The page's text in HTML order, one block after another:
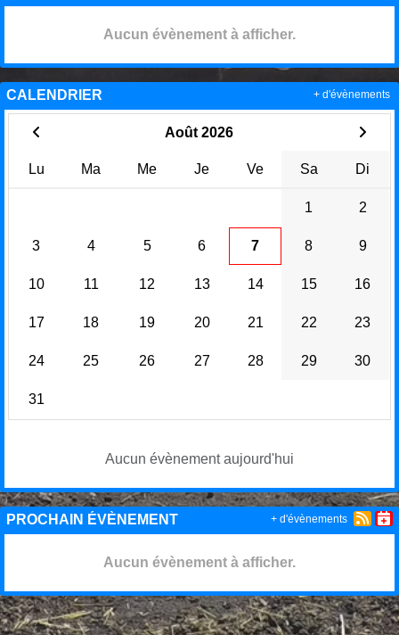
Aucun évènement à afficher.
CALENDRIER
Août 2026
Lu Ma Me Je Ve Sa Di
1 2
3 4 5 6 7 8 9
10 11 12 13 14 15 16
17 18 19 20 21 22 23
24 25 26 27 28 29 30
31
Aucun évènement aujourd'hui
+ d'évènements
PROCHAIN ÉVÈNEMENT
Aucun évènement à afficher.
+ d'évènements